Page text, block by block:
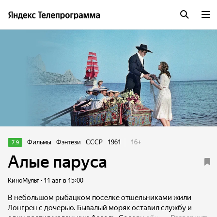
7.9 Фильмы Фэнтези СССР 1961 16+
Алые паруса
КиноМульт · 11 авг в 15:00
В небольшом рыбацком поселке отшельниками жили
Лонгрен с дочерью. Бывалый моряк оставил службу и